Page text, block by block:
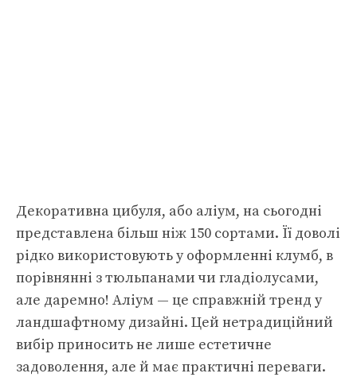
Декоративна цибуля, або аліум, на сьогодні
представлена більш ніж 150 сортами. Її доволі
рідко використовують у оформленні клумб, в
порівнянні з тюльпанами чи гладіолусами,
але даремно! Аліум — це справжній тренд у
ландшафтному дизайні. Цей нетрадиційний
вибір приносить не лише естетичне
задоволення, але й має практичні переваги.